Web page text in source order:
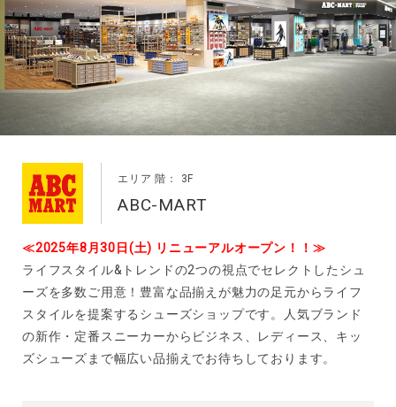
エリア 階： 3F
ABC-MART
≪2025年8月30日(土) リニューアルオープン！！≫
ライフスタイル&トレンドの2つの視点でセレクトしたシュ
ーズを多数ご用意！豊富な品揃えが魅力の足元からライフ
スタイルを提案するシューズショップです。人気ブランド
の新作・定番スニーカーからビジネス、レディース、キッ
ズシューズまで幅広い品揃えでお待ちしております。